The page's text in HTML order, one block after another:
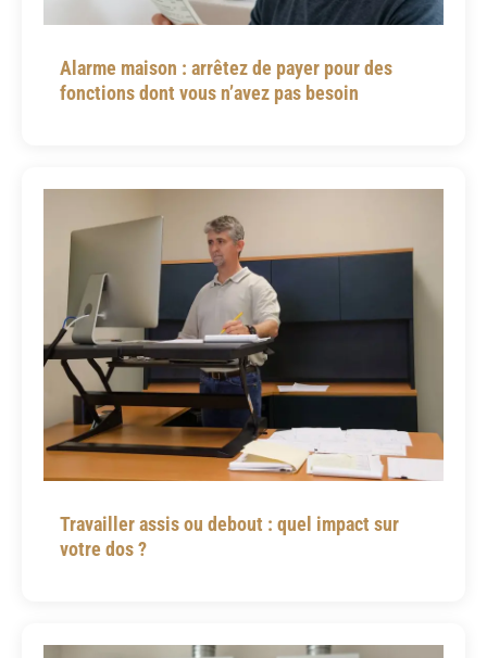
Alarme maison : arrêtez de payer pour des
fonctions dont vous n’avez pas besoin
Travailler assis ou debout : quel impact sur
votre dos ?